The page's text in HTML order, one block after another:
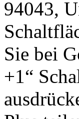
94043,
Sie bei
+1“